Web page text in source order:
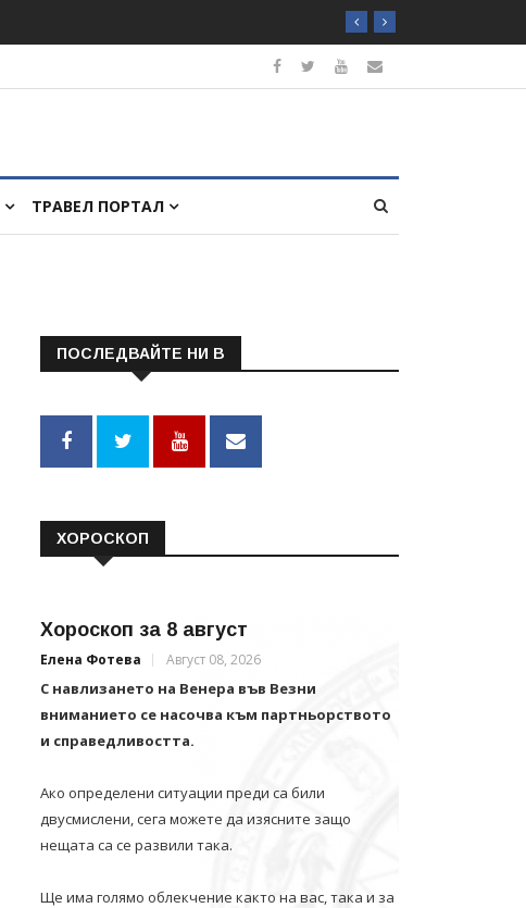
ТРАВЕЛ ПОРТАЛ
ПОСЛЕДВАЙТЕ НИ В
ХОРОСКОП
Хороскоп за 8 август
Елена Фотева Август 08, 2026
С навлизането на Венера във Везни
вниманието се насочва към партньорството
и справедливостта.
Ако определени ситуации преди са били
двусмислени, сега можете да изясните защо
нещата са се развили така.
Ще има голямо облекчение както на вас, така и за